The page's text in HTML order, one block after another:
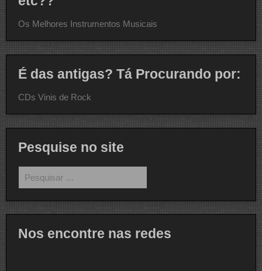
Os Melhores Instrumentos Musicais
É das antigas? Tá Procurando por:
CDs Vinis de Rock
Pesquise no site
por:
Nos encontre nas redes